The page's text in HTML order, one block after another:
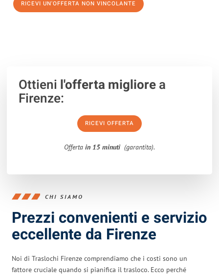
RICEVI UN'OFFERTA NON VINCOLANTE
Ottieni l'offerta migliorea
Firenze:
RICEVI OFFERTA
Offerta in 15 minuti (garantita).
CHI SIAMO
Prezzi convenienti e servizio
eccellente da Firenze
Noi di Traslochi Firenze comprendiamo che i costi sono un
fattore cruciale quando si pianifica il trasloco. Ecco perché